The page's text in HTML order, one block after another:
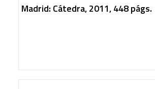
Madrid: Cátedra, 2011, 448 págs.